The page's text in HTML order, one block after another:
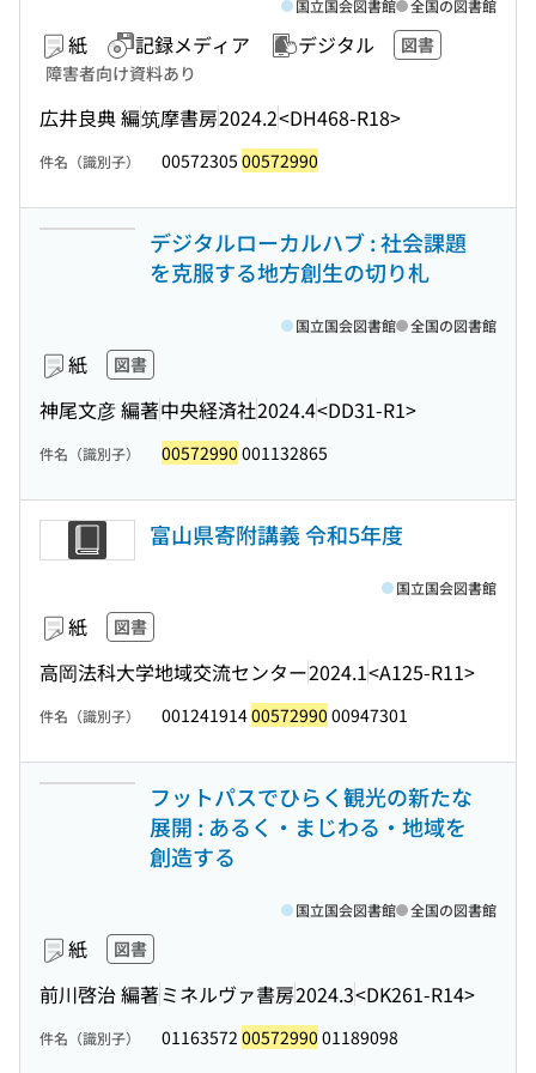
紙 記録メディア デジタル
図書
障害者向け資料あり
広井良典 編筑摩書房2024.2<DH468-R18>
国立国会図書館 全国の図書館
件名（識別子） 00572305 00572990
デジタルローカルハブ : 社会課題
を克服する地方創生の切り札
紙 図書
神尾文彦 編著中央経済社2024.4<DD31-R1>
国立国会図書館 全国の図書館
件名（識別子） 00572990 001132865
富山県寄附講義 令和5年度
紙 図書
高岡法科大学地域交流センター2024.1<A125-R11>
国立国会図書館
件名（識別子） 00124191400572990 00947301
フットパスでひらく観光の新たな
展開 : あるく・まじわる・地域を
創造する
紙 図書
前川啓治 編著ミネルヴァ書房2024.3<DK261-R14>
国立国会図書館 全国の図書館
件名（識別子） 01163572 00572990 01189098